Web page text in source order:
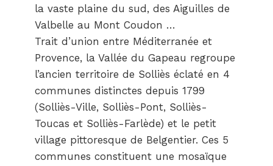
la vaste plaine du sud, des Aiguilles de
Valbelle au Mont Coudon …
Trait d’union entre Méditerranée et
Provence, la Vallée du Gapeau regroupe
l’ancien territoire de Solliès éclaté en 4
communes distinctes depuis 1799
(Solliès-Ville, Solliès-Pont, Solliès-
Toucas et Solliès-Farlède) et le petit
village pittoresque de Belgentier. Ces 5
communes constituent une mosaïque